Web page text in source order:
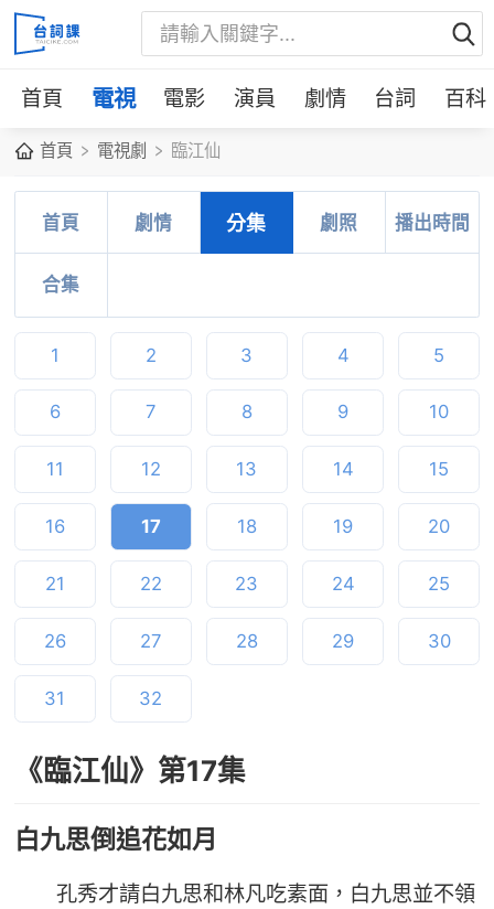
首頁 電視 電影 演員 劇情 台詞 百科
首頁 電視劇 臨江仙
首頁 劇情 分集 劇照 播出時間
合集
1 2 3 4 5
6 7 8 9 10
11 12 13 14 15
16 17 18 19 20
21 22 23 24 25
26 27 28 29 30
31 32
《臨江仙》第17集
白九思倒追花如月
孔秀才請白九思和林凡吃素面，白九思並不領